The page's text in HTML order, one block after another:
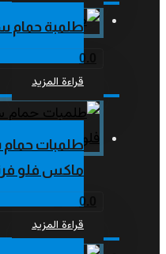
طلمبة حمام
0.0
قراءة المزيد
طلمبات حمام
ماكس فلو
0.0
قراءة المزيد